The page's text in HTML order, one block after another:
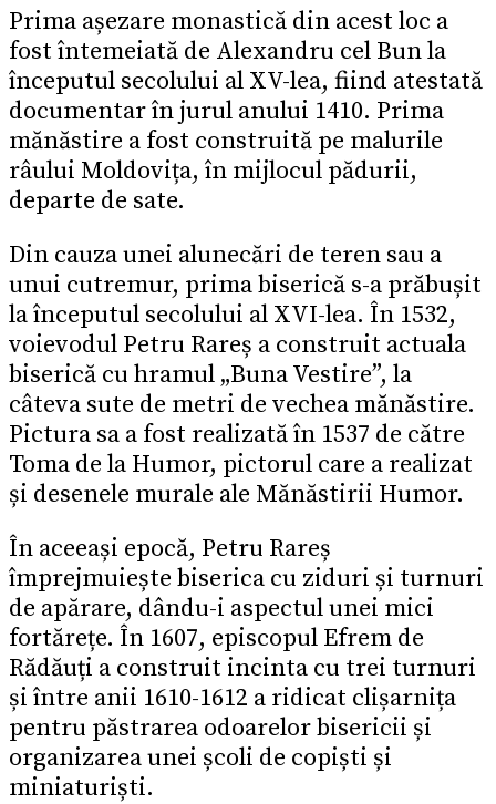
Prima așezare monastică din acest loc a
fost întemeiată de Alexandru cel Bun la
începutul secolului al XV-lea, fiind atestată
documentar în jurul anului 1410. Prima
mănăstire a fost construită pe malurile
râului Moldovița, în mijlocul pădurii,
departe de sate.
Din cauza unei alunecări de teren sau a
unui cutremur, prima biserică s-a prăbușit
la începutul secolului al XVI-lea. În 1532,
voievodul Petru Rareș a construit actuala
biserică cu hramul „Buna Vestire”, la
câteva sute de metri de vechea mănăstire.
Pictura sa a fost realizată în 1537 de către
Toma de la Humor, pictorul care a realizat
și desenele murale ale Mănăstirii Humor.
În aceeași epocă, Petru Rareș
împrejmuiește biserica cu ziduri și turnuri
de apărare, dându-i aspectul unei mici
fortărețe. În 1607, episcopul Efrem de
Rădăuți a construit incinta cu trei turnuri
și între anii 1610-1612 a ridicat clișarnița
pentru păstrarea odoarelor bisericii și
organizarea unei școli de copiști și
miniaturiști.